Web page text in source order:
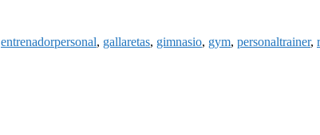
entrenadorpersonal, gallaretas, gimnasio, gym, personaltrainer,